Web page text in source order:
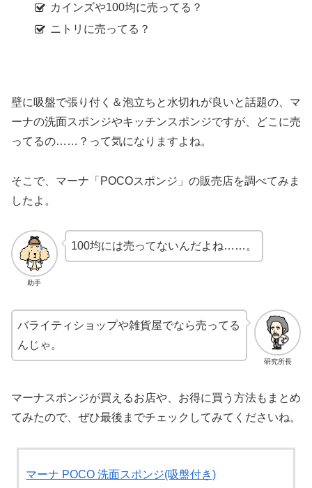
カインズや100均に売ってる？
ニトリに売ってる？
壁に吸盤で張り付く＆泡立ちと水切れが良いと話題の、マ
ーナの洗面スポンジやキッチンスポンジですが、どこに売
ってるの……？って気になりますよね。
そこで、マーナ「POCOスポンジ」の販売店を調べてみま
したよ。
助手
100均には売ってないんだよね……。
研究所長
バライティショップや雑貨屋でなら売ってる
んじゃ。
マーナスポンジが買えるお店や、お得に買う方法もまとめ
てみたので、ぜひ最後までチェックしてみてくださいね。
マーナ POCO 洗面スポンジ(吸盤付き)